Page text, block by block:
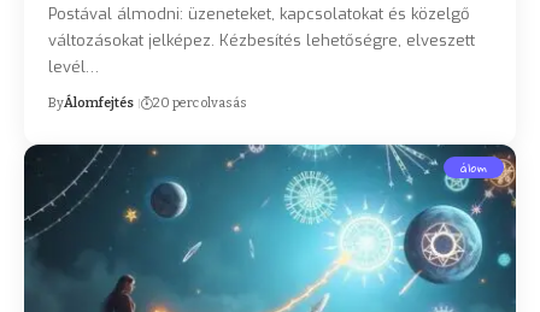
Postával álmodni: üzeneteket, kapcsolatokat és közelgő
változásokat jelképez. Kézbesítés lehetőségre, elveszett
levél…
ByÁlomfejtés 20 perc olvasás
álom